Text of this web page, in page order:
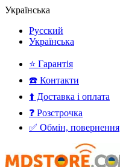
Українська
Русский
Українська
⭐ Гарантія
☎️ Контакти
⬆️ Доставка і оплата
❓ Розстрочка
✅ Обмін, повернення